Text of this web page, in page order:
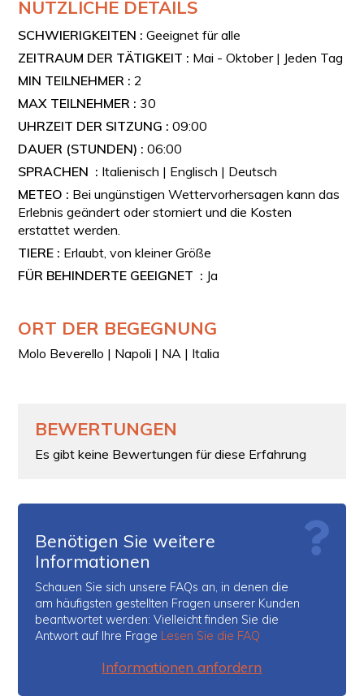
NÜTZLICHE DETAILS
SCHWIERIGKEITEN :Geeignet für alle
ZEITRAUM DER TÄTIGKEIT : Mai - Oktober | Jeden Tag
MIN TEILNEHMER :2
MAX TEILNEHMER : 30
UHRZEIT DER SITZUNG :09:00
DAUER (STUNDEN) :06:00
SPRACHEN : Italienisch | Englisch | Deutsch
METEO : Bei ungünstigen Wettervorhersagen kann das
Erlebnis geändert oder storniert und die Kosten
erstattet werden.
TIERE : Erlaubt, von kleiner Größe
FÜR BEHINDERTE GEEIGNET : Ja
ORT DER BEGEGNUNG
Molo Beverello | Napoli | NA | Italia
BEWERTUNGEN
Es gibt keine Bewertungen für diese Erfahrung
Benötigen Sie weitere
Informationen
Schauen Sie sich unsere FAQs an, in denen die
am häufigsten gestellten Fragen unserer Kunden
beantwortet werden: Vielleicht finden Sie die
Antwort auf Ihre Frage Lesen Sie die FAQ
Informationen anfordern